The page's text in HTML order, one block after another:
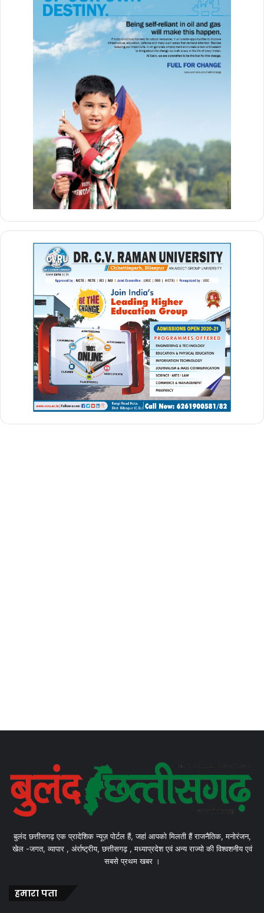
बुलंद छत्तीसगढ़ एक प्रादेशिक न्यूज़ पोर्टल हैं, जहां आपको मिलती हैं राजनैतिक, मनोरंजन,
खेल -जगत, व्यापार , अंर्राष्ट्रीय, छत्तीसगढ़ , मध्याप्रदेश एवं अन्य राज्यो की विश्वशनीय एवं
सबसे प्रथम खबर ।
हमारा पता